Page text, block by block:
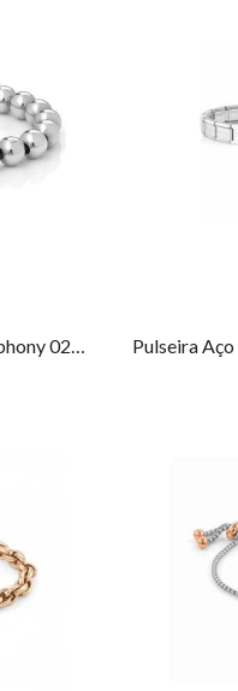
Pulseira Nomination symphony 026203/001